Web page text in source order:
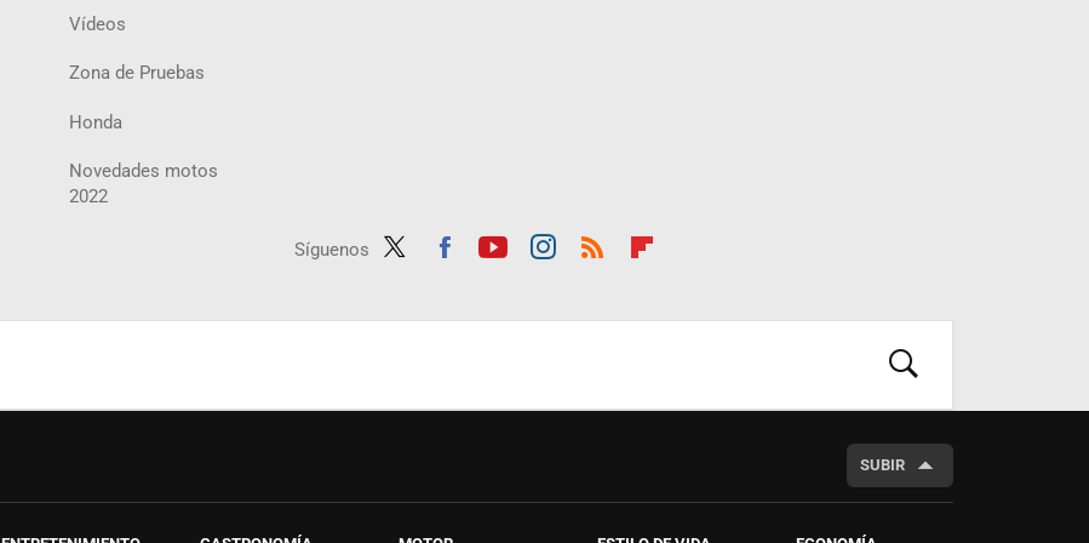
Síguenos
ter
ebo
ube
agra
boar
Vídeos
Zona de Pruebas
Honda
Novedades motos
2022
BUSCAR
SUBIR